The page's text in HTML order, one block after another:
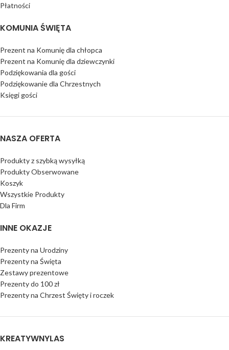
Płatności
KOMUNIA ŚWIĘTA
Prezent na Komunię dla chłopca
Prezent na Komunię dla dziewczynki
Podziękowania dla gości
Podziękowanie dla Chrzestnych
Księgi gości
NASZA OFERTA
Produkty z szybką wysyłką
Produkty Obserwowane
Koszyk
Wszystkie Produkty
Dla Firm
INNE OKAZJE
Prezenty na Urodziny
Prezenty na Święta
Zestawy prezentowe
Prezenty do 100 zł
Prezenty na Chrzest Święty i roczek
KREATYWNYLAS